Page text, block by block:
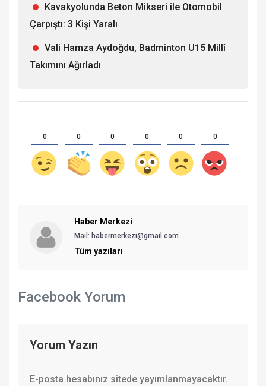
Kavakyolunda Beton Mikseri ile Otomobil
Çarpıştı: 3 Kişi Yaralı
Vali Hamza Aydoğdu, Badminton U15 Millî
Takımını Ağırladı
0 0 0 0 0 0
Haber Merkezi
Mail: habermerkezi@gmail.com
Tüm yazıları
Facebook Yorum
Yorum Yazın
E-posta hesabınız sitede yayımlanmayacaktır.